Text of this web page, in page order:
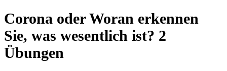
Corona oder Woran erkennen
Sie, was wesentlich ist? 2
Übungen